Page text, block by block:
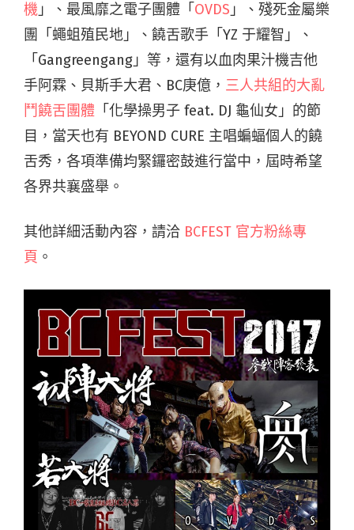
機 」、最風靡之電子團體「 OVDS 」、殘死金屬樂
團「蠅蛆殖民地」、饒舌歌手「YZ 于耀智」、
「Gangreengang」等，還有以血肉果汁機吉他
手阿霖、貝斯手大君、BC庚億， 三人共組的大亂
鬥饒舌團體 「化學操男子 feat. DJ 龜仙女」的節
目，當天也有 BEYOND CURE 主唱蝙蝠個人的饒
舌秀，各項準備均緊鑼密鼓進行當中，屆時希望
各界共襄盛舉。
其他詳細活動內容，請洽 BCFEST 官方粉絲專
頁 。